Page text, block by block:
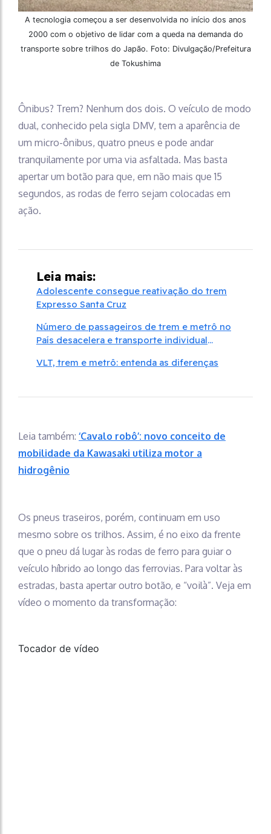
A tecnologia começou a ser desenvolvida no início dos anos
2000 com o objetivo de lidar com a queda na demanda do
transporte sobre trilhos do Japão. Foto: Divulgação/Prefeitura
de Tokushima
Ônibus? Trem? Nenhum dos dois. O veículo de modo
dual, conhecido pela sigla DMV, tem a aparência de
um micro-ônibus, quatro pneus e pode andar
tranquilamente por uma via asfaltada. Mas basta
apertar um botão para que, em não mais que 15
segundos, as rodas de ferro sejam colocadas em
ação.
Leia mais:
Adolescente consegue reativação do trem
Expresso Santa Cruz
Número de passageiros de trem e metrô no
País desacelera e transporte individual
VLT, trem e metrô: entenda as diferenças
Leia também: ‘Cavalo robô’: novo conceito de
mobilidade da Kawasaki utiliza motor a
hidrogênio
Os pneus traseiros, porém, continuam em uso
mesmo sobre os trilhos. Assim, é no eixo da frente
que o pneu dá lugar às rodas de ferro para guiar o
veículo híbrido ao longo das ferrovias. Para voltar às
estradas, basta apertar outro botão, e “voilà”. Veja em
vídeo o momento da transformação:
Tocador de vídeo